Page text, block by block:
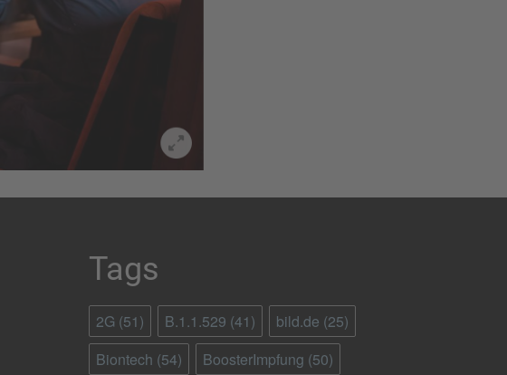
Tags
2G (51) B.1.1.529 (41) bild.de (25)
Biontech (54) BoosterImpfung (50)